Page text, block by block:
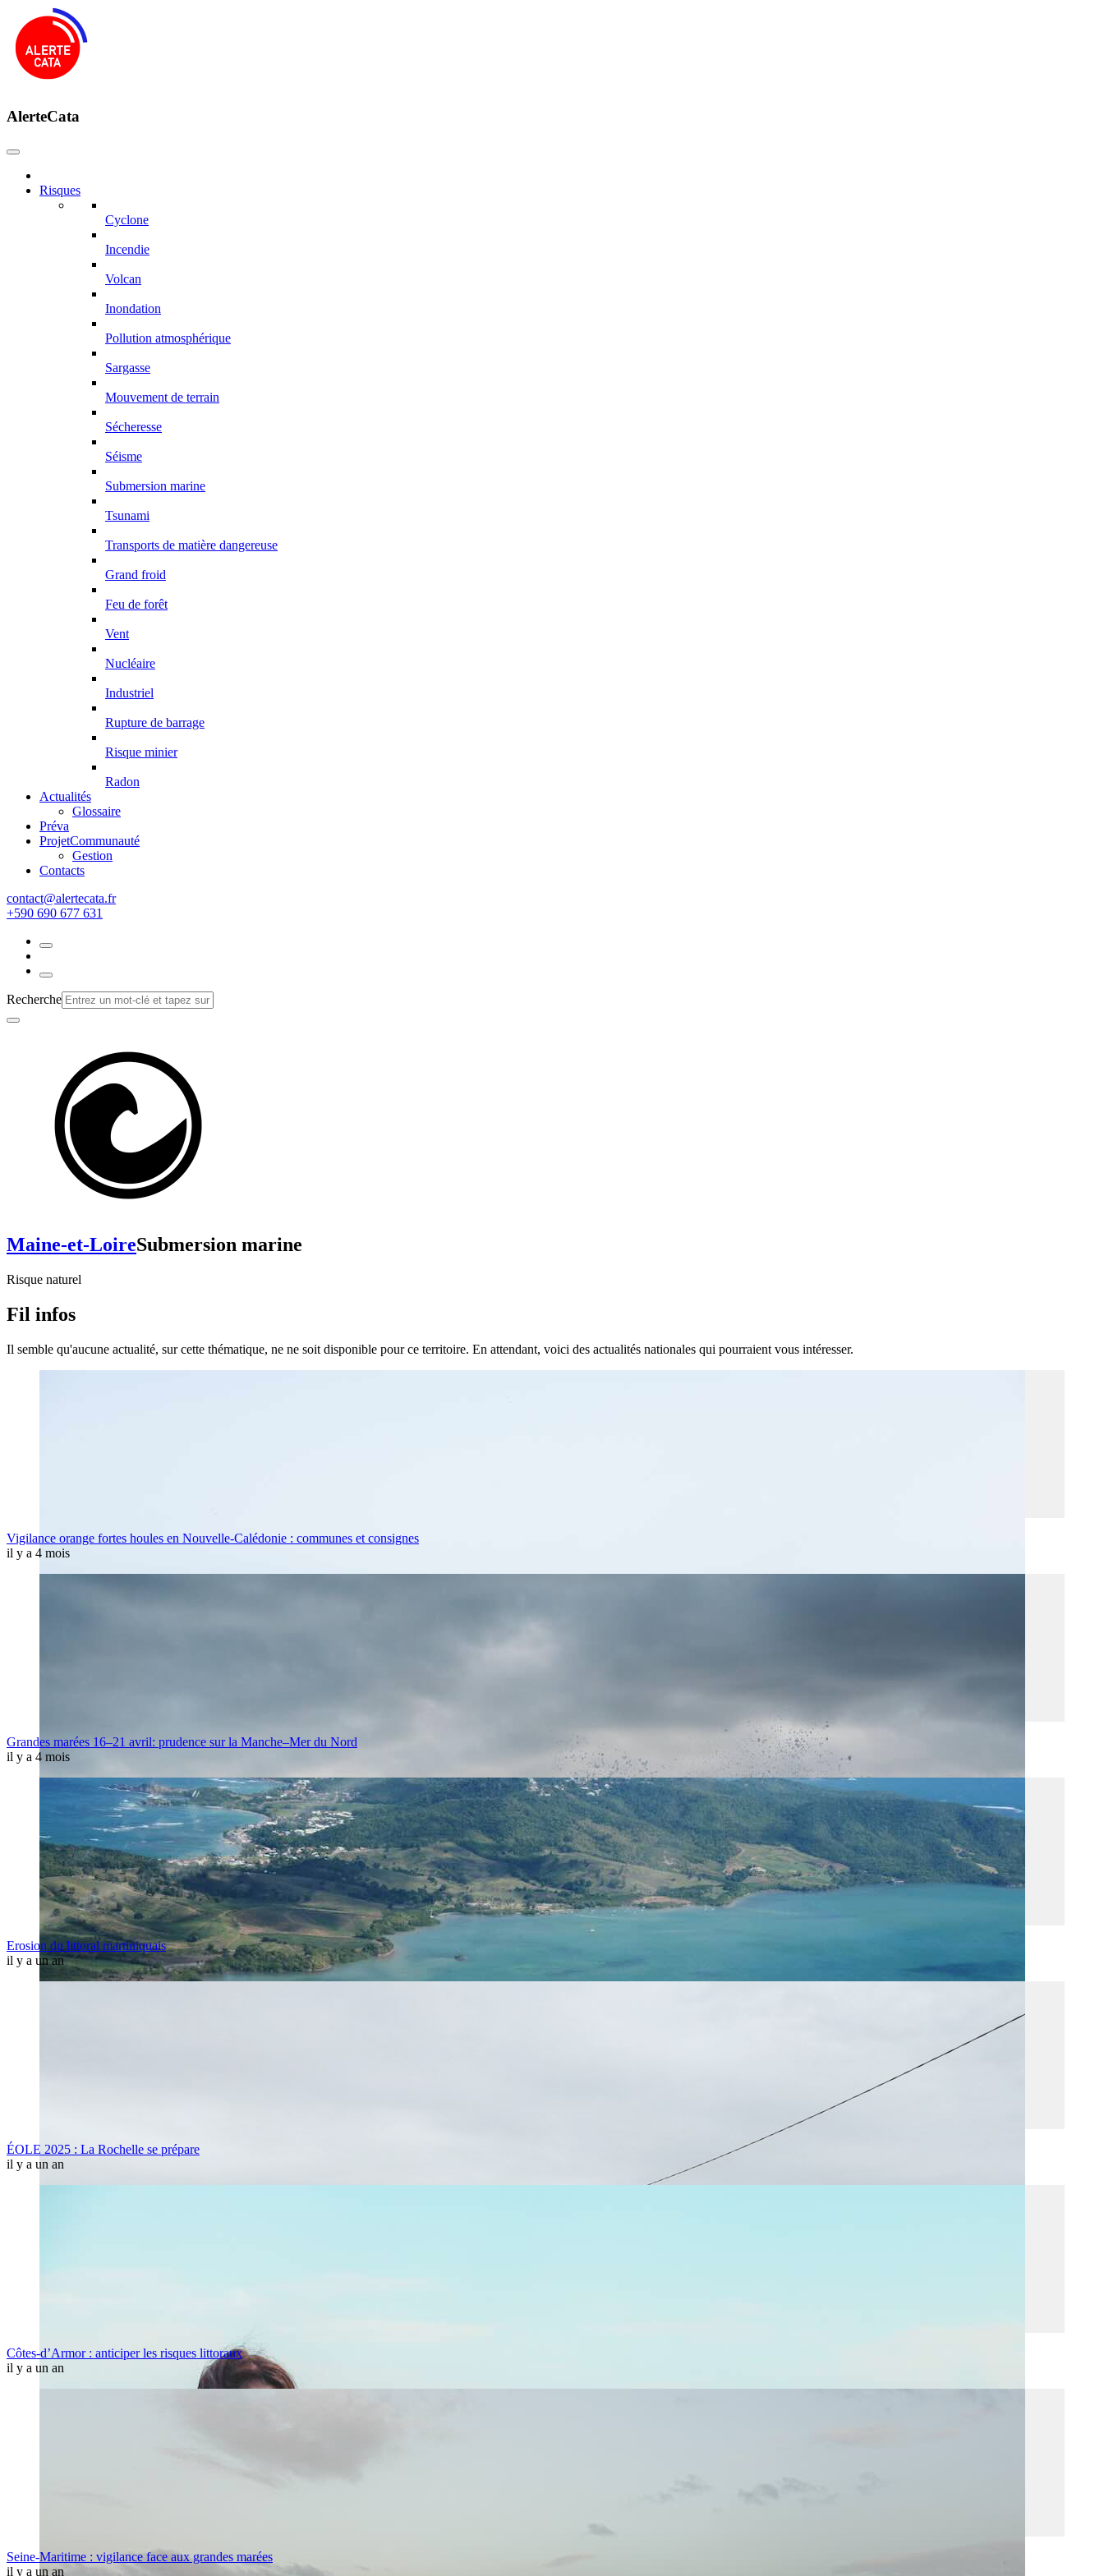
AlerteCata
Risques
Cyclone
Incendie
Volcan
Inondation
Pollution atmosphérique
Sargasse
Mouvement de terrain
Sécheresse
Séisme
Submersion marine
Tsunami
Transports de matière dangereuse
Grand froid
Feu de forêt
Vent
Nucléaire
Industriel
Rupture de barrage
Risque minier
Radon
Actualités
Glossaire
Préva
ProjetCommunauté
Gestion
Contacts
rf.atacetrela@tcatnoc
+590 690 677 631
Recherche
Maine-et-LoireSubmersion marine
Risque naturel
Fil infos
Il semble qu'aucune actualité, sur cette thématique, ne ne soit disponible pour ce territoire. En attendant, voici des actualités nationales qui pourraient vous intéresser.
Vigilance orange fortes houles en Nouvelle-Calédonie : communes et consignes
il y a 4 mois
Grandes marées 16–21 avril: prudence sur la Manche–Mer du Nord
il y a 4 mois
Erosion du littoral martiniquais
il y a un an
ÉOLE 2025 : La Rochelle se prépare
il y a un an
Côtes-d’Armor : anticiper les risques littoraux
il y a un an
Seine-Maritime : vigilance face aux grandes marées
il y a un an